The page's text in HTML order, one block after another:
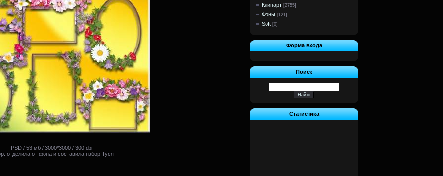
PSD / 53 мб / 3000*3000 / 300 dpi
отделила от фона и составила набор Туся
Клипарт [2755]
Фоны [121]
Soft [0]
Форма входа
Поиск
Статистика